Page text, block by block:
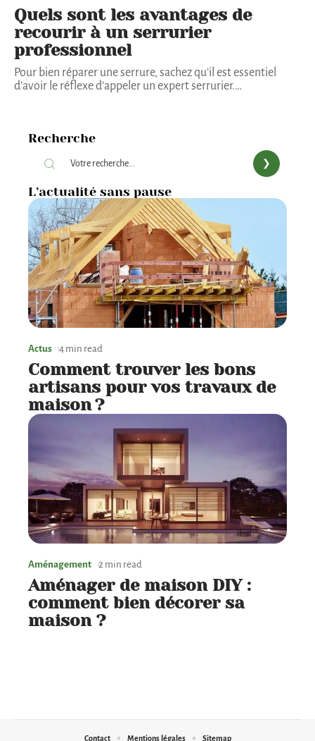
Quels sont les avantages de
recourir à un serrurier
professionnel
Pour bien réparer une serrure, sachez qu’il est essentiel
d’avoir le réflexe d’appeler un expert serrurier.…
Recherche
L’actualité sans pause
Actus 4 min read
Comment trouver les bons
artisans pour vos travaux de
maison ?
Aménagement 2 min read
Aménager de maison DIY :
comment bien décorer sa
maison ?
Contact Mentions légales Sitemap